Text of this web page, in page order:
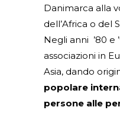
Danimarca alla
dell’Africa o del
Negli anni ’80 e
associazioni in
Asia, dando
popolare
persone alle